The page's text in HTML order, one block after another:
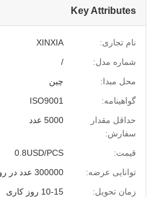
Key Attributes
نام تجاری:
XINXIA
شماره مدل:
/
محل مبدا:
چین
گواهینامه:
ISO9001
حداقل مقدار
سفارش:
5000 عدد
قیمت:
0.8USD/PCS
توانایی عرضه:
300000 عدد در روز
زمان تحویل:
10-15 روز کاری